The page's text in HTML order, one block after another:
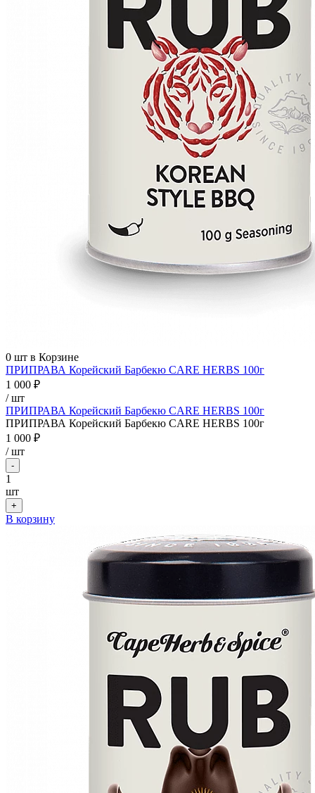
0 шт в Корзине
ПРИПРАВА Корейский Барбекю CARE HERBS 100г
1 000 ₽
/ шт
ПРИПРАВА Корейский Барбекю CARE HERBS 100г
ПРИПРАВА Корейский Барбекю CARE HERBS 100г
1 000 ₽
/шт
-
1
шт
+
В корзину